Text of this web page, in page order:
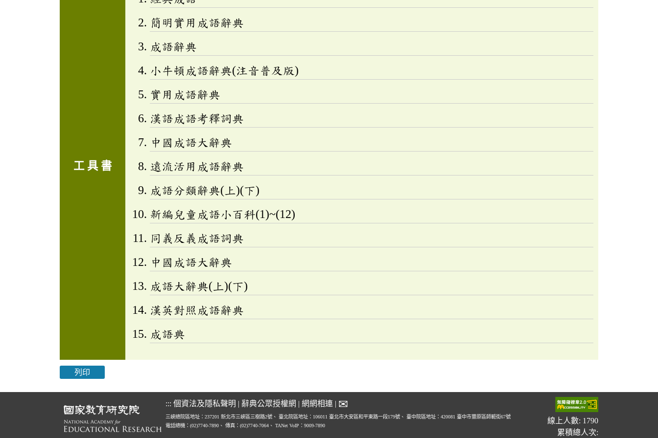
工 具 書
簡明實用成語辭典
成語辭典
小牛頓成語辭典(注音普及版)
實用成語辭典
漢語成語考釋詞典
中國成語大辭典
遠流活用成語辭典
成語分類辭典(上)(下)
新編兒童成語小百科(1)~(12)
同義反義成語詞典
中國成語大辭典
成語大辭典(上)(下)
漢英對照成語辭典
成語典
列印
::: 個資法及隱私聲明 | 辭典公眾授權網 | 網網相連 | ✉
三峽總院區地址：237201 新北市三峽區三樹路2號、 臺北院區地址：106011 臺北市大安區和平東路一段179號、 臺中院區地址：420081 臺中市豐原區師範街67號
電話總機：(02)7740-7890、 傳真：(02)7740-7064、 TANet VoIP：9009-7890
線上人數: 1790
累積總人次: